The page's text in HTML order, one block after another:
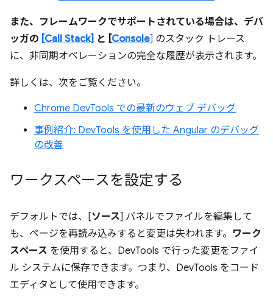
また、フレームワークでサポートされている場合は、デバ
ッガの [Call Stack] と [Console] のスタック トレース
に、非同期オペレーションの完全な履歴が表示されます。
詳しくは、次をご覧ください。
Chrome DevTools での最新のウェブ デバッグ
事例紹介: DevTools を使用した Angular のデバッグ
の改善
ワークスペースを設定する
デフォルトでは、[ソース] パネルでファイルを編集して
も、ページを再読み込みすると変更は失われます。 ワーク
スペース を使用すると、DevTools で行った変更をファイ
ル システムに保存できます。つまり、DevTools をコード
エディタとして使用できます。